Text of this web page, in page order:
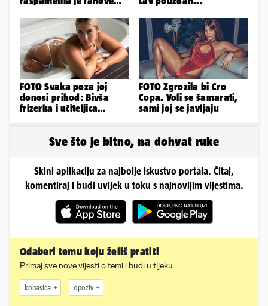
plićaka
FOTO Svaka poza joj
donosi prihod: Bivša
frizerka i učiteljica
FOTO Zgrozila bi Cro
Copa. Voli se šamarati,
sami joj se javljaju
Sve što je bitno, na dohvat ruke
Skini aplikaciju za najbolje iskustvo portala. Čitaj,
komentiraj i budi uvijek u toku s najnovijim vijestima.
Odaberi temu koju želiš pratiti
Primaj sve nove vijesti o temi i budi u tijeku
kobasica opoziv